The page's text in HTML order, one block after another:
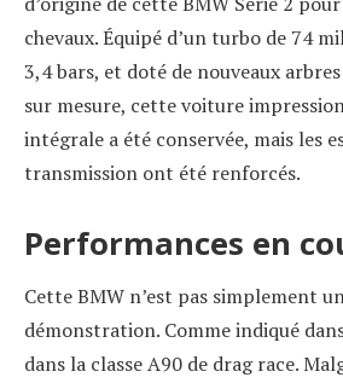
chevaux. Équipé d’un turbo de 74
3,4 bars, et doté de nouveaux
sur mesure, cette voiture
intégrale a été conservée, mais les
transmission ont été renforcés.
Performances en
Cette BMW n’est pas simplement
démonstration. Comme indiqué
dans la classe A90 de drag race.